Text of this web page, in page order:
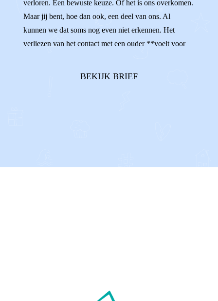
verloren. Een bewuste keuze. Of het is ons overkomen.
Maar jij bent, hoe dan ook, een deel van ons. Al
kunnen we dat soms nog even niet erkennen. Het
verliezen van het contact met een ouder **voelt voor
BEKIJK BRIEF